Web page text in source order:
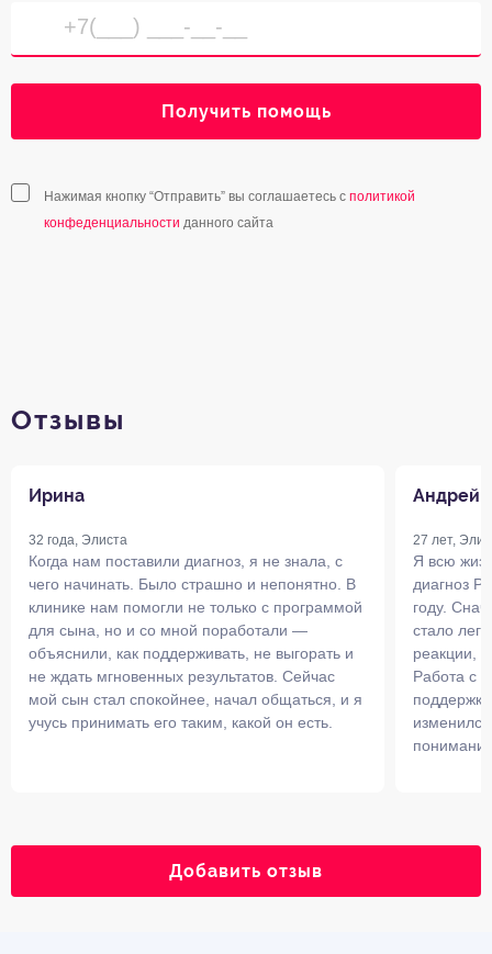
Получить помощь
Нажимая кнопку “Отправить” вы соглашаетесь с политикой
конфеденциальности данного сайта
Отзывы
Ирина
32 года, Элиста
Когда нам поставили диагноз, я не знала, с
чего начинать. Было страшно и непонятно. В
клинике нам помогли не только с программой
для сына, но и со мной поработали —
объяснили, как поддерживать, не выгорать и
не ждать мгновенных результатов. Сейчас
мой сын стал спокойнее, начал общаться, и я
учусь принимать его таким, какой он есть.
Андрей
27 лет,
Я всю
диагноз
году.
стало
реакции,
Работа с
Добавить отзыв